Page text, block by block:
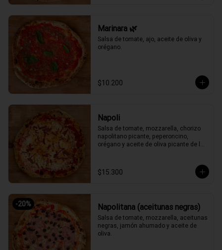
Marinara 🌿
Salsa de tomate, ajo, aceite de oliva y
orégano.
$10.200
Napoli
Salsa de tomate, mozzarella, chorizo
napolitano picante, peperoncino,
orégano y aceite de oliva picante de la
$15.300
-20% Napolitana (aceitunas negras)
Salsa de tomate, mozzarella, aceitunas
negras, jamón ahumado y aceite de
oliva.